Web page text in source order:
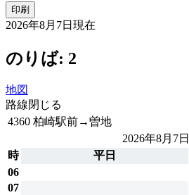
印刷
2026年8月7日 現在
のりば: 2
地図
路線閉じる
4360 柏崎駅前→曽地
2026年8月7日
時
平日
06
07